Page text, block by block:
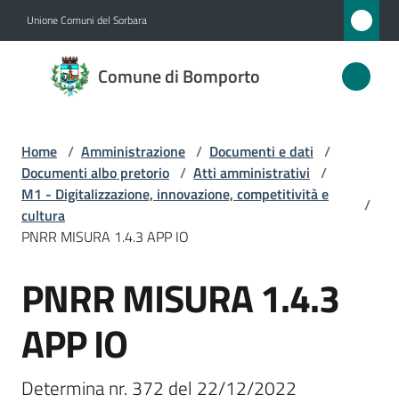
Unione Comuni del Sorbara
Comune di Bomporto
Comune
di
Amministrazione
Menu selezionato
Novità
Servizi
Vivere
Bomporto
Home / Amministrazione / Documenti e dati /
Documenti albo pretorio / Atti amministrativi /
M1 - Digitalizzazione, innovazione, competitività e
cultura
/
PNRR MISURA 1.4.3 APP IO
Salta al contenuto
PNRR MISURA 1.4.3
APP IO
Determina nr. 372 del 22/12/2022